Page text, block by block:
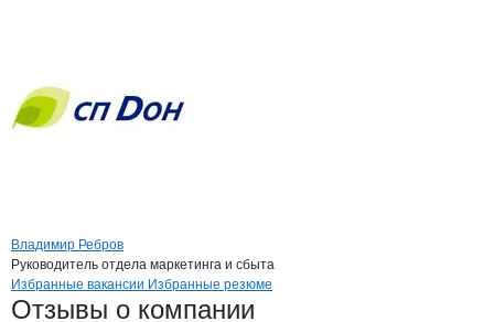
Владимир Ребров
Руководитель отдела маркетинга и сбыта
Брендыкомпани Крахмало-
Вакансии вКрахмало-паточный
Избранные вакансии Избранные резюме
Новости oКрахмало-паточный
Отзывы о компании